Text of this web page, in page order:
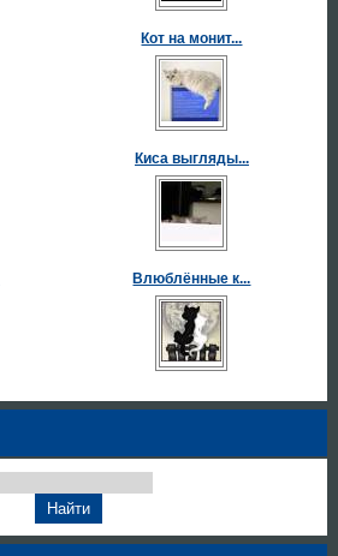
Кот на монит...
Киса выгляды...
Влюблённые к...